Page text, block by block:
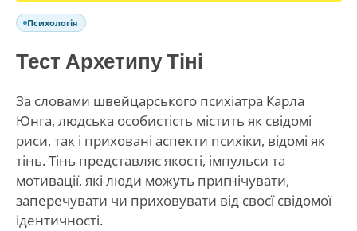
Психологія
Тест Архетипу Тіні
За словами швейцарського психіатра Карла
Юнга, людська особистість містить як свідомі
риси, так і приховані аспекти психіки, відомі як
тінь. Тінь представляє якості, імпульси та
мотивації, які люди можуть пригнічувати,
заперечувати чи приховувати від своєї свідомої
ідентичності.